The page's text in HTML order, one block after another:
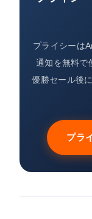
プライシーは
通知を無料で
優勝セール後
プラ